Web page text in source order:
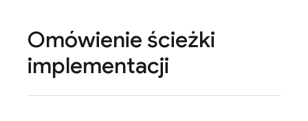
Omówienie ścieżki
implementacji